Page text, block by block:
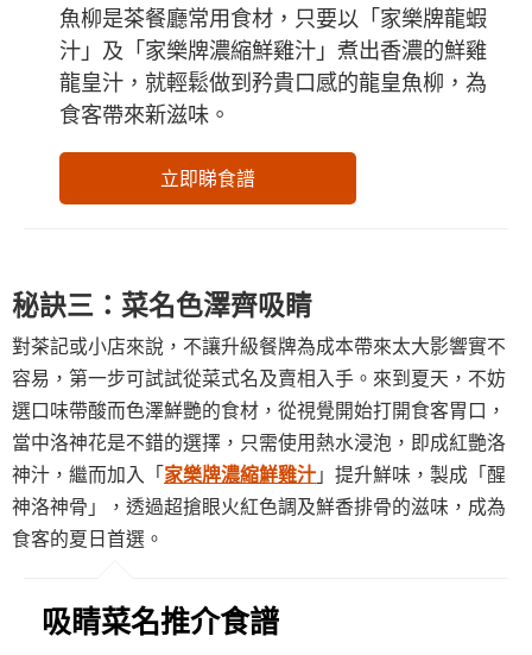
魚柳是茶餐廳常用食材，只要以「家樂牌龍蝦
汁」及「家樂牌濃縮鮮雞汁」煮出香濃的鮮雞
龍皇汁，就輕鬆做到矜貴口感的龍皇魚柳，為
食客帶來新滋味。
立即睇食譜
秘訣三：菜名色澤齊吸睛
對茶記或小店來說，不讓升級餐牌為成本帶來太大影響實不
容易，第一步可試試從菜式名及賣相入手。來到夏天，不妨
選口味帶酸而色澤鮮艷的食材，從視覺開始打開食客胃口，
當中洛神花是不錯的選擇，只需使用熱水浸泡，即成紅艷洛
神汁，繼而加入「家樂牌濃縮鮮雞汁」提升鮮味，製成「醒
神洛神骨」，透過超搶眼火紅色調及鮮香排骨的滋味，成為
食客的夏日首選。
吸睛菜名推介食譜